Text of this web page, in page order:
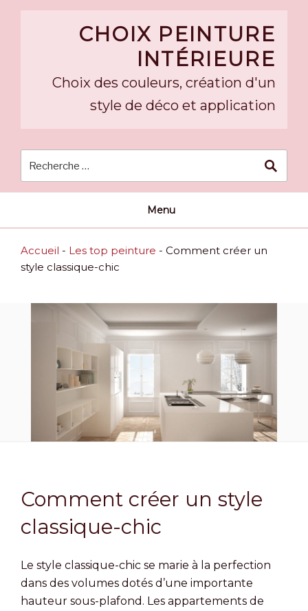
CHOIX PEINTURE
INTÉRIEURE
Choix des couleurs, création d'un
style de déco et application
Menu
Accueil - Les top peinture - Comment créer un
style classique-chic
Comment créer un style
classique-chic
Le style classique-chic se marie à la perfection
dans des volumes dotés d’une importante
hauteur sous-plafond. Les appartements de